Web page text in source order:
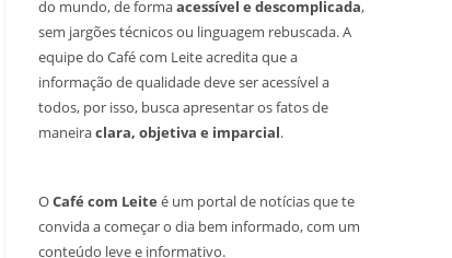
do mundo, de formaacessível e descomplicada,
sem jargões técnicos ou linguagem rebuscada. A
equipe do Café com Leite acredita que a
informação de qualidade deve ser acessível a
todos, por isso, busca apresentar os fatos de
maneiraclara, objetiva e imparcial.
OCafé com Leite é um portal de notícias que te
convida a começar o dia bem informado, com um
conteúdo leve e informativo.